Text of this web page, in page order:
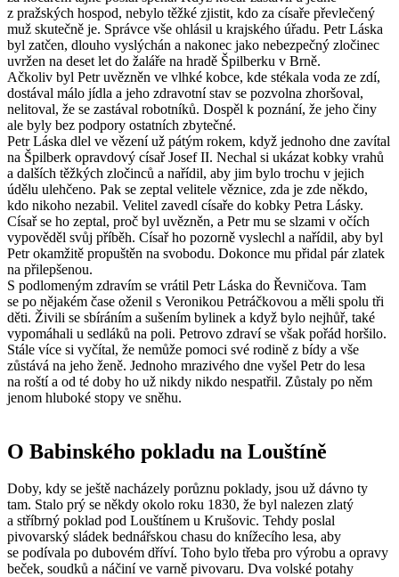
z pražských hospod, nebylo těžké zjistit, kdo za císaře převlečený
muž skutečně je. Správce vše ohlásil u krajského úřadu. Petr Láska
byl zatčen, dlouho vyslýchán a nakonec jako nebezpečný zločinec
uvržen na deset let do žaláře na hradě Špilberku v Brně.
Ačkoliv byl Petr uvězněn ve vlhké kobce, kde stékala voda ze zdí,
dostával málo jídla a jeho zdravotní stav se pozvolna zhoršoval,
nelitoval, že se zastával robotníků. Dospěl k poznání, že jeho činy
ale byly bez podpory ostatních zbytečné.
Petr Láska dlel ve vězení už pátým rokem, když jednoho dne zavítal
na Špilberk opravdový císař Josef II. Nechal si ukázat kobky vrahů
a dalších těžkých zločinců a nařídil, aby jim bylo trochu v jejich
údělu ulehčeno. Pak se zeptal velitele věznice, zda je zde někdo,
kdo nikoho nezabil. Velitel zavedl císaře do kobky Petra Lásky.
Císař se ho zeptal, proč byl uvězněn, a Petr mu se slzami v očích
vypověděl svůj příběh. Císař ho pozorně vyslechl a nařídil, aby byl
Petr okamžitě propuštěn na svobodu. Dokonce mu přidal pár zlatek
na přilepšenou.
S podlomeným zdravím se vrátil Petr Láska do Řevničova. Tam
se po nějakém čase oženil s Veronikou Petráčkovou a měli spolu tři
děti. Živili se sbíráním a sušením bylinek a když bylo nejhůř, také
vypomáhali u sedláků na poli. Petrovo zdraví se však pořád horšilo.
Stále více si vyčítal, že nemůže pomoci své rodině z bídy a vše
zůstává na jeho ženě. Jednoho mrazivého dne vyšel Petr do lesa
na roští a od té doby ho už nikdy nikdo nespatřil. Zůstaly po něm
jenom hluboké stopy ve sněhu.
O Babinského pokladu na Louštíně
Doby, kdy se ještě nacházely porůznu poklady, jsou už dávno ty
tam. Stalo prý se někdy okolo roku 1830, že byl nalezen zlatý
a stříbrný poklad pod Louštínem u Krušovic. Tehdy poslal
pivovarský sládek bednářskou chasu do knížecího lesa, aby
se podívala po dubovém dříví. Toho bylo třeba pro výrobu a opravy
beček, soudků a náčiní ve varně pivovaru. Dva volské potahy